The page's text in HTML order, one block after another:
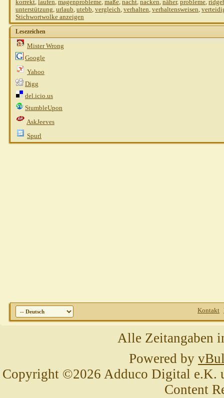
korrekt, laufen, magenprobleme, maße, nacht, nacken, näher, probleme,
unterstützung, urlaub, utebb, vergleich, verhalten, verhaltensweisen,
Stichwortwolke anzeigen
Lesezeichen
Mister Wrong
Google
Yahoo
Digg
del.icio.us
StumbleUpon
AskJeeves
Spurl
Kontakt
Alle Zeitangaben
Powered by
Copyright ©2026 Adduco Digital e.K.
Content